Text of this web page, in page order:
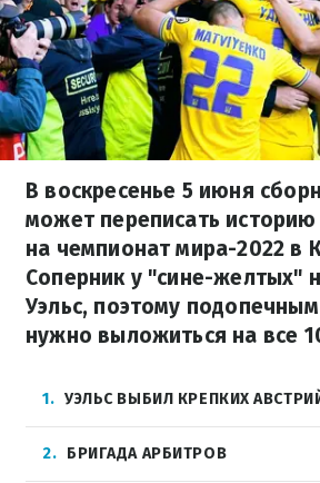
В воскресенье 5 июня
может переписать историю
на чемпионат мира-2022 в
Соперник у "сине-желтых"
Уэльс, поэтому
нужно выложиться на все
1 УЭЛЬС ВЫБИЛ КРЕПКИХ
2 БРИГАДА АРБИТРОВ